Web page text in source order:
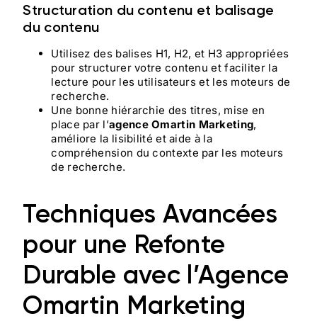
Structuration du contenu et balisage
du contenu
Utilisez des balises H1, H2, et H3 appropriées
pour structurer votre contenu et faciliter la
lecture pour les utilisateurs et les moteurs de
recherche.
Une bonne hiérarchie des titres, mise en
place par l’agence Omartin Marketing,
améliore la lisibilité et aide à la
compréhension du contexte par les moteurs
de recherche.
Techniques Avancées
pour une Refonte
Durable avec l’Agence
Omartin Marketing